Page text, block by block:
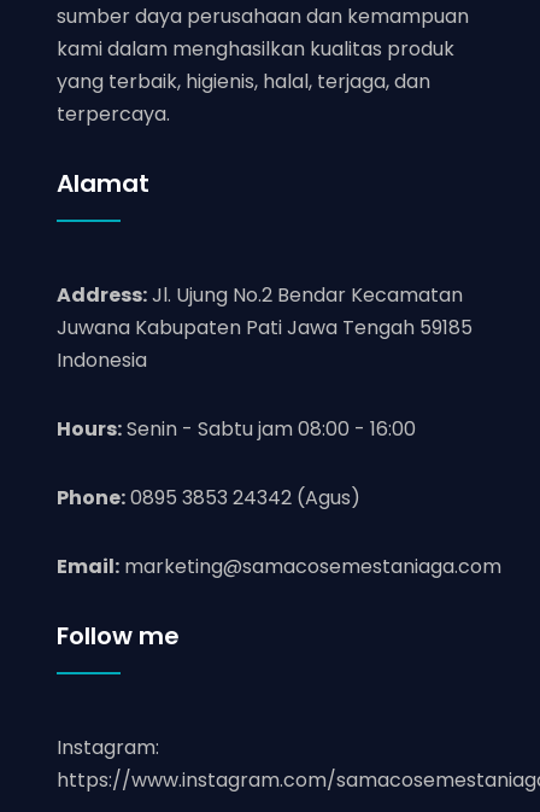
sumber daya perusahaan dan kemampuan
kami dalam menghasilkan kualitas produk
yang terbaik, higienis, halal, terjaga, dan
terpercaya.
Alamat
Address:Jl. Ujung No.2 Bendar Kecamatan
Juwana Kabupaten Pati Jawa Tengah 59185
Indonesia
Hours:Senin - Sabtu jam 08:00 - 16:00
Phone:0895 3853 24342 (Agus)
Email:marketing@samacosemestaniaga.com
Follow me
Instagram:
https://www.instagram.com/